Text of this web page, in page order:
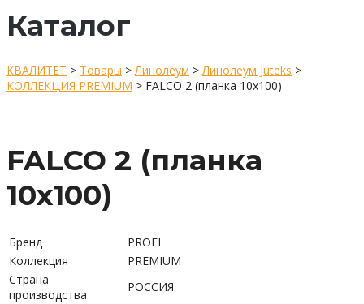
Каталог
КВАЛИТЕТ > Товары >Линолеум >Линолеум Juteks >
КОЛЛЕКЦИЯ PREMIUM > FALCO 2 (планка 10х100)
FALCO 2 (планка
10х100)
Бренд
PROFI
Коллекция
PREMIUM
Страна
производства
РОССИЯ